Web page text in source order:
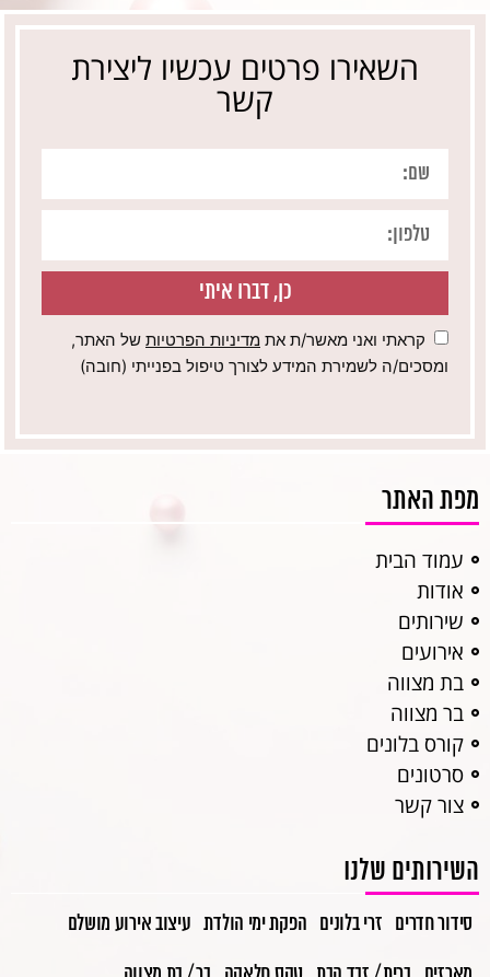
השאירו פרטים עכשיו ליצירת
קשר
כן, דברו איתי
קראתי ואני מאשר/ת את מדיניות הפרטיות של האתר,
ומסכים/ה לשמירת המידע לצורך טיפול בפנייתי (חובה)
מפת האתר
עמוד הבית
אודות
שירותים
אירועים
בת מצווה
בר מצווה
קורס בלונים
סרטונים
צור קשר
השירותים שלנו
סידור חדרים זרי בלונים הפקת ימי הולדת עיצוב אירוע מושלם